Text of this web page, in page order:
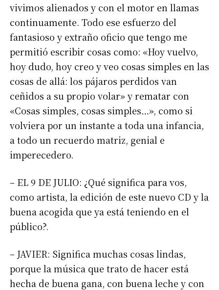
vivimos alienados y con el motor en llamas
continuamente. Todo ese esfuerzo del
fantasioso y extraño oficio que tengo me
permitió escribir cosas como: «Hoy vuelvo,
hoy dudo, hoy creo y veo cosas simples en las
cosas de allá: los pájaros perdidos van
ceñidos a su propio volar» y rematar con
«Cosas simples, cosas simples…», como si
volviera por un instante a toda una infancia,
a todo un recuerdo matriz, genial e
imperecedero.
– EL 9 DE JULIO: ¿Qué significa para vos,
como artista, la edición de este nuevo CD y la
buena acogida que ya está teniendo en el
público?.
– JAVIER: Significa muchas cosas lindas,
porque la música que trato de hacer está
hecha de buena gana, con buena leche y con